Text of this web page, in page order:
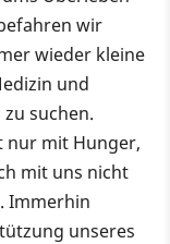
wir
wieder kleine
und
suchen.
nur mit Hunger,
mit uns nicht
Immerhin
unseres